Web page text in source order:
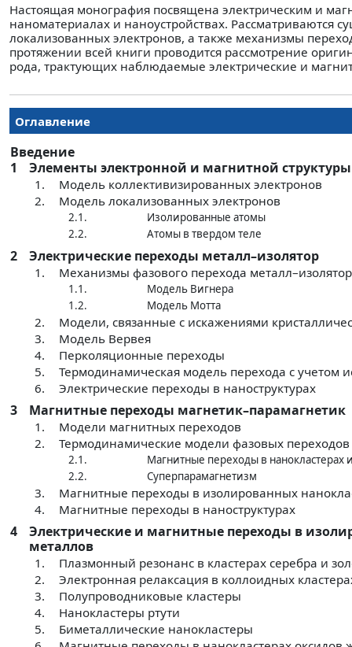
Настоящая монография посвящена электрическим и
наноматериалах и наноустройствах. Рассматриваются
локализованных электронов, а также механизмы
протяжении всей книги проводится рассмотрение
рода, трактующих наблюдаемые электрические и
Оглавление
Введение
1
Элементы электронной и магнитной структуры
1.
Модель коллективизированных электронов
2.
Модель локализованных электронов
2.1.
Изолированные атомы
2.2.
Атомы в твердом теле
2 Электрические переходы металл–изолятор
1. Механизмы фазового перехода
1.1.
Модель Вигнера
1.2.
Модель Мотта
2.
Модели, связанные с искажениями
3.
Модель Вервея
4.
Перколяционные переходы
5.
Термодинамическая модель перехода с учетом
6.
Электрические переходы в наноструктурах
3 Магнитные переходы магнетик–парамагнетик
1.
Модели магнитных переходов
2.
Термодинамические модели фазовых переходов
2.1.
Магнитные переходы в нанокластерах
2.2.
Суперпарамагнетизм
3.
Магнитные переходы в изолированных
4.
Магнитные переходы в наноструктурах
4
Электрические и магнитные переходы в
металлов
1.
Плазмонный резонанс в кластерах серебра и
2.
Электронная релаксация в коллоидных
3.
Полупроводниковые кластеры
4.
Нанокластеры ртути
5.
Биметаллические нанокластеры